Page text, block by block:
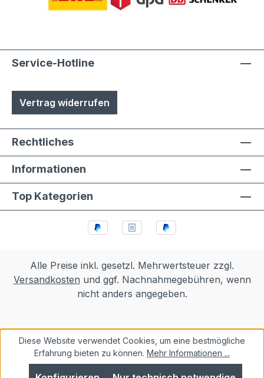
Service-Hotline
Vertrag widerrufen
Rechtliches
Informationen
Top Kategorien
Alle Preise inkl. gesetzl. Mehrwertsteuer zzgl.
Versandkosten und ggf. Nachnahmegebühren, wenn
nicht anders angegeben.
Diese Website verwendet Cookies, um eine bestmögliche
Erfahrung bieten zu können. Mehr Informationen ...